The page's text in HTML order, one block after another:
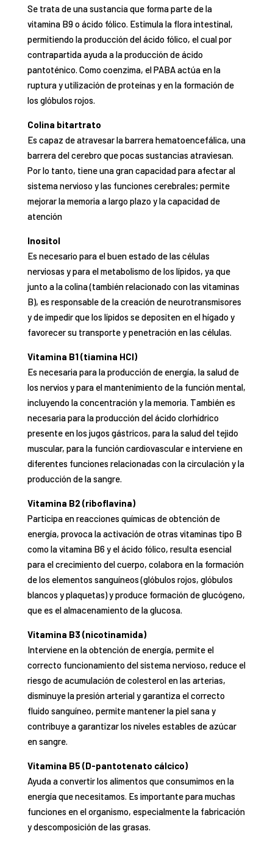
Se trata de una sustancia que forma parte de la
vitamina B9 o ácido fólico. Estimula la flora intestinal,
permitiendo la producción del ácido fólico, el cual por
contrapartida ayuda a la producción de ácido
pantoténico. Como coenzima, el PABA actúa en la
ruptura y utilización de proteínas y en la formación de
los glóbulos rojos.
Colina bitartrato
Es capaz de atravesar la barrera hematoencefálica, una
barrera del cerebro que pocas sustancias atraviesan.
Por lo tanto, tiene una gran capacidad para afectar al
sistema nervioso y las funciones cerebrales; permite
mejorar la memoria a largo plazo y la capacidad de
atención
Inositol
Es necesario para el buen estado de las células
nerviosas y para el metabolismo de los lípidos, ya que
junto a la colina (también relacionado con las vitaminas
B), es responsable de la creación de neurotransmisores
y de impedir que los lípidos se depositen en el hígado y
favorecer su transporte y penetración en las células.
Vitamina B1 (tiamina HCl)
Es necesaria para la producción de energía, la salud de
los nervios y para el mantenimiento de la función mental,
incluyendo la concentración y la memoria. También es
necesaria para la producción del ácido clorhídrico
presente en los jugos gástricos, para la salud del tejido
muscular, para la función cardiovascular e interviene en
diferentes funciones relacionadas con la circulación y la
producción de la sangre.
Vitamina B2 (riboflavina)
Participa en reacciones químicas de obtención de
energía, provoca la activación de otras vitaminas tipo B
como la vitamina B6 y el ácido fólico, resulta esencial
para el crecimiento del cuerpo, colabora en la formación
de los elementos sanguíneos (glóbulos rojos, glóbulos
blancos y plaquetas) y produce formación de glucógeno,
que es el almacenamiento de la glucosa.
Vitamina B3 (nicotinamida)
Interviene en la obtención de energía, permite el
correcto funcionamiento del sistema nervioso, reduce el
riesgo de acumulación de colesterol en las arterias,
disminuye la presión arterial y garantiza el correcto
fluido sanguíneo, permite mantener la piel sana y
contribuye a garantizar los niveles estables de azúcar
en sangre.
Vitamina B5 (D-pantotenato cálcico)
Ayuda a convertir los alimentos que consumimos en la
energía que necesitamos. Es importante para muchas
funciones en el organismo, especialmente la fabricación
y descomposición de las grasas.